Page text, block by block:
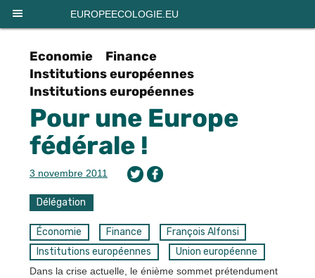
EUROPEECOLOGIE.EU
Economie
Finance
Institutions européennes
Institutions européennes
Pour une Europe
fédérale !
3 novembre 2011
Délégation
Économie Finance
François Alfonsi
Institutions européennes
Union européenne
Dans la crise actuelle, le énième sommet prétendument